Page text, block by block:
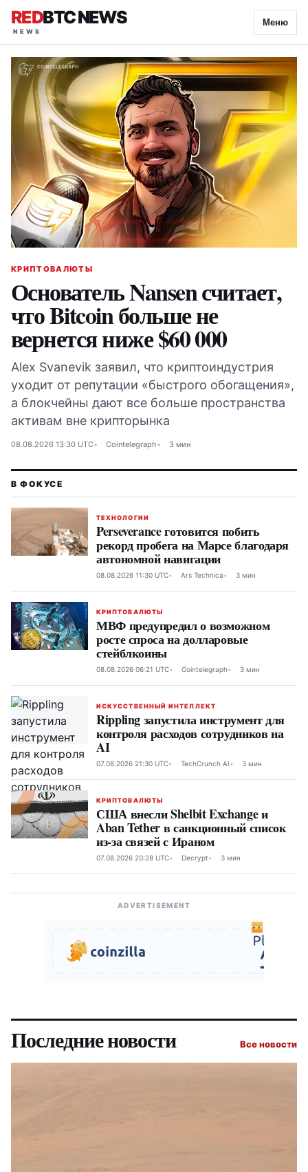
REDBTC NEWS Меню
КРИПТОВАЛЮТЫ
Основатель Nansen считает,
что Bitcoin больше не
вернется ниже $60 000
Alex Svanevik заявил, что криптоиндустрия
уходит от репутации «быстрого обогащения»,
а блокчейны дают все больше пространства
активам вне крипторынка
08.08.2026 13:30 UTC Cointelegraph 3 мин
ТЕХНОЛОГИИ
Perseverance готовится побить
рекорд пробега на Марсе благодаря
автономной навигации
08.08.2026 11:30 UTC Ars Technica 3 мин
КРИПТОВАЛЮТЫ
МВФ предупредил о возможном
росте спроса на долларовые
стейблкоины
08.08.2026 06:21 UTC Cointelegraph 3 мин
ИСКУССТВЕННЫЙ ИНТЕЛЛЕКТ
Rippling запустила инструмент для
контроля расходов сотрудников на
AI
07.08.2026 21:30 UTC TechCrunch AI 3 мин
КРИПТОВАЛЮТЫ
США внесли Shelbit Exchange и
Aban Tether в санкционный список
из-за связей с Ираном
07.08.2026 20:28 UTC Decrypt 3 мин
ADVERTISEMENT
Последние новости Все новости